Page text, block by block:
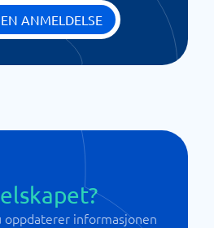
ANMELDELSE
oppdaterer informasjonen